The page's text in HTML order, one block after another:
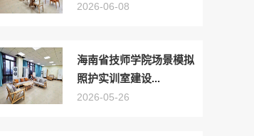
2026-06-08
海南省技师学院场景模拟
照护实训室建设...
2026-05-26